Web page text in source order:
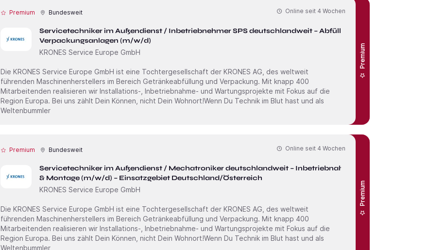
Premium Bundesweit
Servicetechniker im Außendienst / Inbetriebnehmer SPS deutschlandweit – Abfüll- &
Verpackungsanlagen (m/w/d)
KRONES Service Europe GmbH
Premium
Online seit 4 Wochen
Die KRONES Service Europe GmbH ist eine Tochter­gesellschaft der KRONES AG, des weltweit
führenden Maschinen­herstellers im Bereich Getränke­abfüllung und Verpackung. Mit knapp 400
Mitarbei­tenden realisieren wir Installations-, Inbetrieb­nahme- und Wartungs­projekte mit Fokus auf die
Region Europa. Bei uns zählt Dein Können, nicht Dein Wohnort!Wenn Du Technik im Blut hast und als
Weltenbummler
Premium Bundesweit
Servicetechniker im Außendienst / Mechatroniker deutschlandweit – Inbetriebnahme
& Montage (m/w/d) – Einsatzgebiet Deutschland/Österreich
KRONES Service Europe GmbH
Premium
Online seit 4 Wochen
Die KRONES Service Europe GmbH ist eine Tochter­gesellschaft der KRONES AG, des weltweit
führenden Maschinen­herstellers im Bereich Getränke­abfüllung und Verpackung. Mit knapp 400
Mitarbei­tenden realisieren wir Installations-, Inbetrieb­nahme- und Wartungs­projekte mit Fokus auf die
Region Europa. Bei uns zählt Dein Können, nicht Dein Wohnort!Wenn Du Technik im Blut hast und als
Weltenbummler